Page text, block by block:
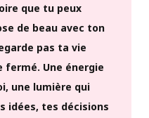
que tu peux
de beau avec ton
pas ta vie
fermé. Une énergie
une lumière qui
idées, tes décisions